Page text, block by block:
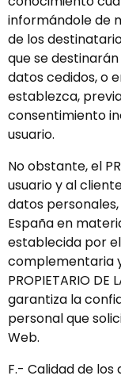
informándole de
de los
que se
datos cedidos, o
establezca,
consentimiento
usuario.
No obstante, el
usuario y al
datos
España en
establecida por
complementaria
PROPIETARIO
garantiza la
personal que
Web.
F.- Calidad de los